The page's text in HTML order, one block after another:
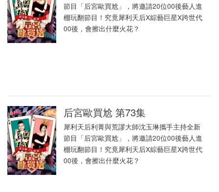
節目「后宮歐買尬」，將邀請20位00後藝人進
棚玩翻節目！究竟犀利天后X綜藝巨星X跨世代
00後，會擦出什麼火花？
后宮歐買尬 第73集
犀利天后利菁與荒謬大師沈玉琳攜手主持全新
節目「后宮歐買尬」，將邀請20位00後藝人進
棚玩翻節目！究竟犀利天后X綜藝巨星X跨世代
00後，會擦出什麼火花？